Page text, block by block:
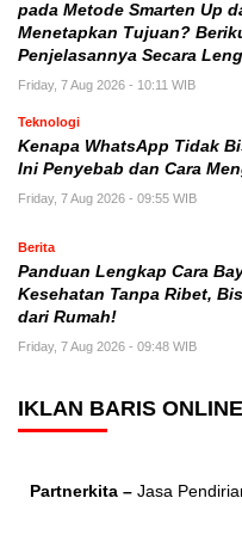
pada Metode Smarten Up
Menetapkan Tujuan?
Penjelasannya Secara
Friday, 7 Aug 2026 - 10:11 WIB
Teknologi
Kenapa WhatsApp Tidak
Ini Penyebab dan Cara
Friday, 7 Aug 2026 - 09:55 WIB
Berita
Panduan Lengkap Cara
Kesehatan Tanpa Ribet,
dari Rumah!
Friday, 7 Aug 2026 - 09:48 WIB
IKLAN BARIS ONLINE
Partnerkita – Jasa